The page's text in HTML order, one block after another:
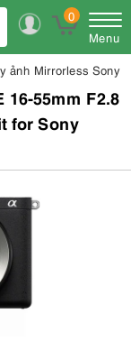
0
Menu
ảnh Mirrorless Sony
16-55mm F2.8
for Sony